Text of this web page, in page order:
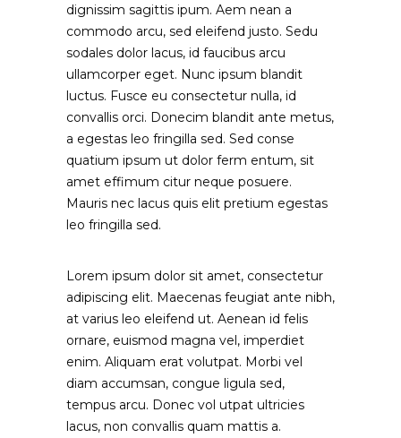
dignissim sagittis ipum. Aem nean a
commodo arcu, sed eleifend justo. Sedu
sodales dolor lacus, id faucibus arcu
ullamcorper eget. Nunc ipsum blandit
luctus. Fusce eu consectetur nulla, id
convallis orci. Donecim blandit ante metus,
a egestas leo fringilla sed. Sed conse
quatium ipsum ut dolor ferm entum, sit
amet effimum citur neque posuere.
Mauris nec lacus quis elit pretium egestas
leo fringilla sed.
Lorem ipsum dolor sit amet, consectetur
adipiscing elit. Maecenas feugiat ante nibh,
at varius leo eleifend ut. Aenean id felis
ornare, euismod magna vel, imperdiet
enim. Aliquam erat volutpat. Morbi vel
diam accumsan, congue ligula sed,
tempus arcu. Donec vol utpat ultricies
lacus, non convallis quam mattis a.